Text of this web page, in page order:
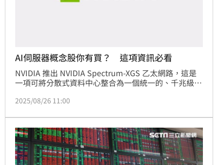
AI伺服器概念股你有買？ 這項資訊必看
NVIDIA 推出 NVIDIA Spectrum-XGS 乙太網路，這是
一項可將分散式資料中心整合為一個統一的、千兆級規
需求大幅提升，個別資料中心在單一設施內的電力與容
單一建築，而現有的乙太網路基礎設施則受限於高延
遲、抖動與效能不穩定的瓶頸。
2025/08/26 11:00